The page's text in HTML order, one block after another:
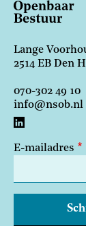
Lange
2514 EB Den
070-302 49 10
info@nsob.nl
E-mailadres